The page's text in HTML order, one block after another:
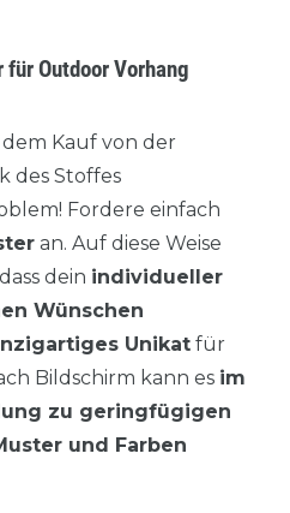
Outdoor Vorhang
Kauf von der
des Stoffes
Fordere einfach
an. Auf diese Weise
dein individueller
Wünschen
Unikat für
Bildschirm kann es im
zu geringfügigen
und Farben